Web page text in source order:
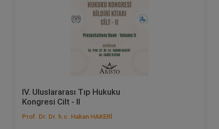
IV. Uluslararası Tıp Hukuku
Kongresi Cilt - II
Prof. Dr. Dr. h.c. Hakan HAKERİ